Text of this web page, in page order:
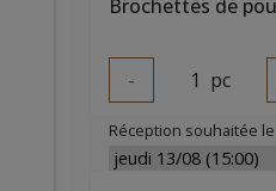
- 1 pc
Réception souhaitée le